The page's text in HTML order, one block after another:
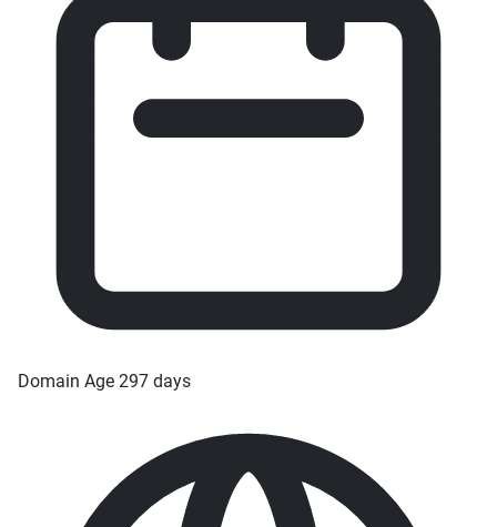
Domain Age 297 days